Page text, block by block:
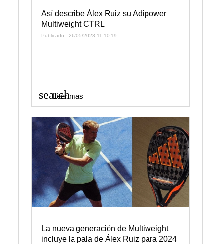
Así describe Álex Ruiz su Adipower
Multiweight CTRL
Publicado : 26/05/2023 11:10:19
search
Leer mas
La nueva generación de Multiweight
incluye la pala de Álex Ruiz para 2024